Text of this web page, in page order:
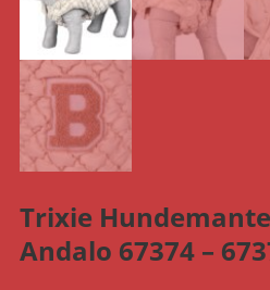
Trixie
Andalo 67374 –